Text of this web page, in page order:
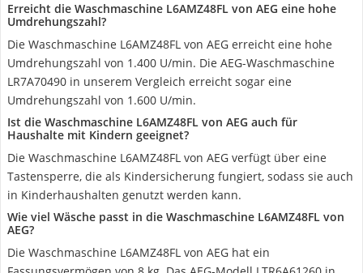
Erreicht die Waschmaschine L6AMZ48FL von AEG eine hohe
Umdrehungszahl?
Die Waschmaschine L6AMZ48FL von AEG erreicht eine hohe
Umdrehungszahl von 1.400 U/min. Die AEG-Waschmaschine
LR7A70490 in unserem Vergleich erreicht sogar eine
Umdrehungszahl von 1.600 U/min.
Ist die Waschmaschine L6AMZ48FL von AEG auch für
Haushalte mit Kindern geeignet?
Die Waschmaschine L6AMZ48FL von AEG verfügt über eine
Tastensperre, die als Kindersicherung fungiert, sodass sie auch
in Kinderhaushalten genutzt werden kann.
Wie viel Wäsche passt in die Waschmaschine L6AMZ48FL von
AEG?
Die Waschmaschine L6AMZ48FL von AEG hat ein